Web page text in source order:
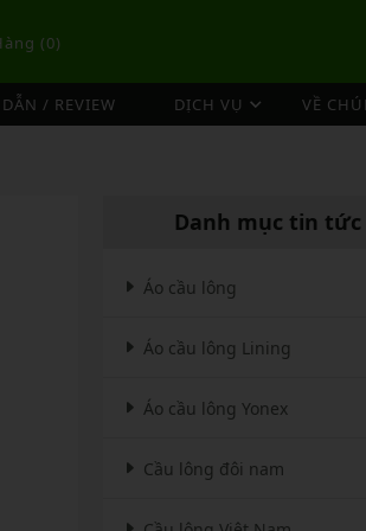
(0)
Túi Cầu Lông Lining
Túi Cầu Lông Victor
Túi Cầu Lông Apavi
MÁY ĐAN
/ REVIEW
DỊCH VỤ
VỀ
Danh mục tin tức
Áo cầu lông
Áo cầu lông Lining
Áo cầu lông Yonex
Cầu lông đôi nam